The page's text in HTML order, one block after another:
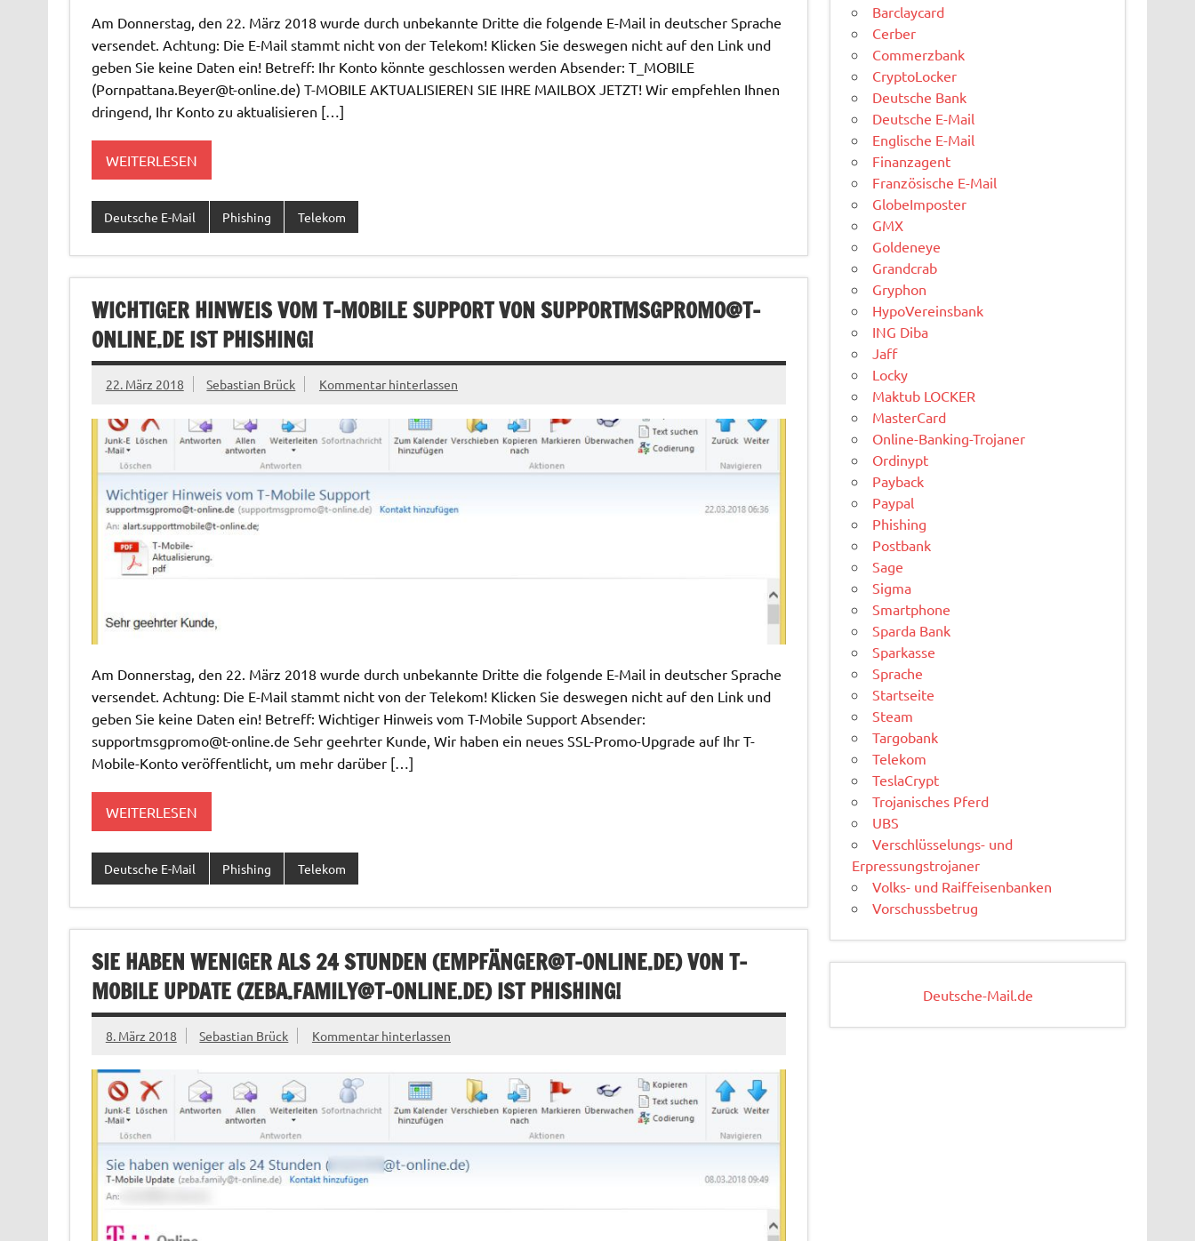
Am Donnerstag, den 22. März 2018 wurde durch unbekannte Dritte die folgende E-Mail in deutscher Sprache
versendet. Achtung: Die E-Mail stammt nicht von der Telekom! Klicken Sie deswegen nicht auf den Link und
geben Sie keine Daten ein! Betreff: Ihr Konto könnte geschlossen werden Absender: T_MOBILE
(Pornpattana.Beyer@t-online.de) T-MOBILE AKTUALISIEREN SIE IHRE MAILBOX JETZT! Wir empfehlen Ihnen
dringend, Ihr Konto zu aktualisieren […]
WEITERLESEN
Deutsche E-Mail Phishing Telekom
WICHTIGER HINWEIS VOM T-MOBILE SUPPORT VON SUPPORTMSGPROMO@T-
ONLINE.DEIST PHISHING!
22. März 2018 Sebastian Brück Kommentar hinterlassen
Am Donnerstag, den 22. März 2018 wurde durch unbekannte Dritte die folgende E-Mail in deutscher Sprache
versendet. Achtung: Die E-Mail stammt nicht von der Telekom! Klicken Sie deswegen nicht auf den Link und
geben Sie keine Daten ein! Betreff: Wichtiger Hinweis vom T-Mobile Support Absender:
supportmsgpromo@t-online.de Sehr geehrter Kunde, Wir haben ein neues SSL-Promo-Upgrade auf Ihr T-
Mobile-Konto veröffentlicht, um mehr darüber […]
WEITERLESEN
Deutsche E-Mail Phishing Telekom
SIE HABEN WENIGER ALS 24 STUNDEN (EMPFÄNGER@T-ONLINE.DE) VON T-
MOBILE UPDATE (ZEBA.FAMILY@T-ONLINE.DE) IST PHISHING!
8. März 2018 Sebastian Brück Kommentar hinterlassen
Barclaycard
Cerber
Commerzbank
CryptoLocker
Deutsche Bank
Deutsche E-Mail
Englische E-Mail
Finanzagent
Französische E-Mail
GlobeImposter
GMX
Goldeneye
Grandcrab
Gryphon
HypoVereinsbank
ING Diba
Jaff
Locky
Maktub LOCKER
MasterCard
Online-Banking-Trojaner
Ordinypt
Payback
Paypal
Phishing
Postbank
Sage
Sigma
Smartphone
Sparda Bank
Sparkasse
Sprache
Startseite
Steam
Targobank
Telekom
TeslaCrypt
Trojanisches Pferd
UBS
Verschlüsselungs- und
Erpressungstrojaner
Volks- und Raiffeisenbanken
Vorschussbetrug
Deutsche-Mail.de